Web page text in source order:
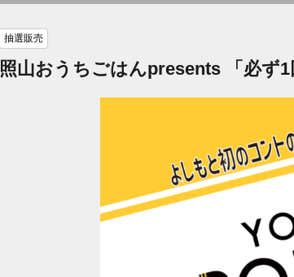
抽選販売
照山おうちごはんpresents 「必ず